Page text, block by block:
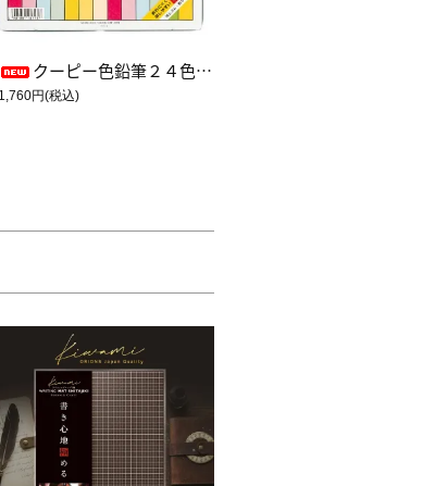
クーピー色鉛筆２４色（スタンダード）
1,760円(税込)